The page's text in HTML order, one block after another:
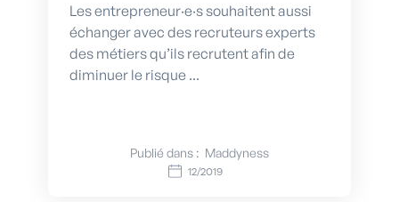
Les entrepreneur·e·s souhaitent aussi
échanger avec des recruteurs experts
des métiers qu’ils recrutent afin de
diminuer le risque ...
Publié dans : Maddyness
12/2019